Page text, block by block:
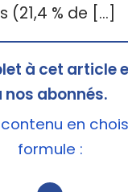
% de […]
à cet article
nos abonnés.
en
formule :